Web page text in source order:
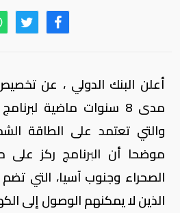
مدى 8 سنوات ماضية
والتي تعتمد على الطاقة
موضحا أن البرنامج ركز على
الصحراء وجنوب آسيا، التي
الذين لا يمكنهم الوصول إلى